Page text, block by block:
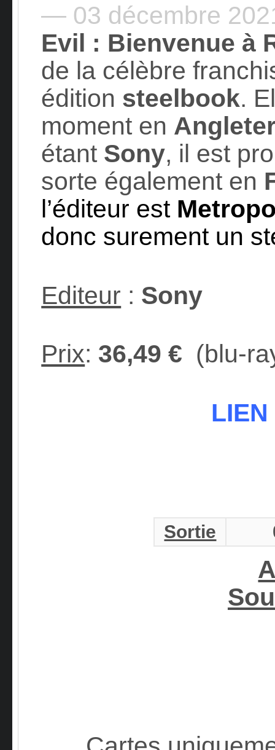
— 03 décembre
Evil : Bienvenue à
de la célèbre
édition steelbook.
moment en
étant Sony, il est
sorte également en
l’éditeur est
donc surement un
Editeur : Sony
Prix: 36,49 € (blu-
LIEN
Sortie